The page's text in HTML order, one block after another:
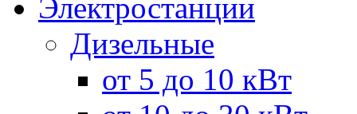
Электростанции
Дизельные
от 5 до 10 кВт